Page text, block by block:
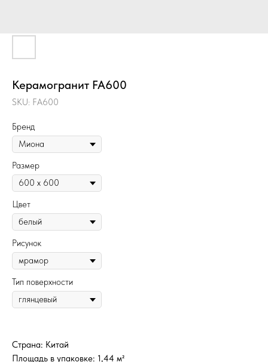
Керамогранит FA600
SKU: FA600
Бренд
Размер
Цвет
Рисунок
Тип поверхности
Страна: Китай
Площадь в упаковке: 1,44 м²